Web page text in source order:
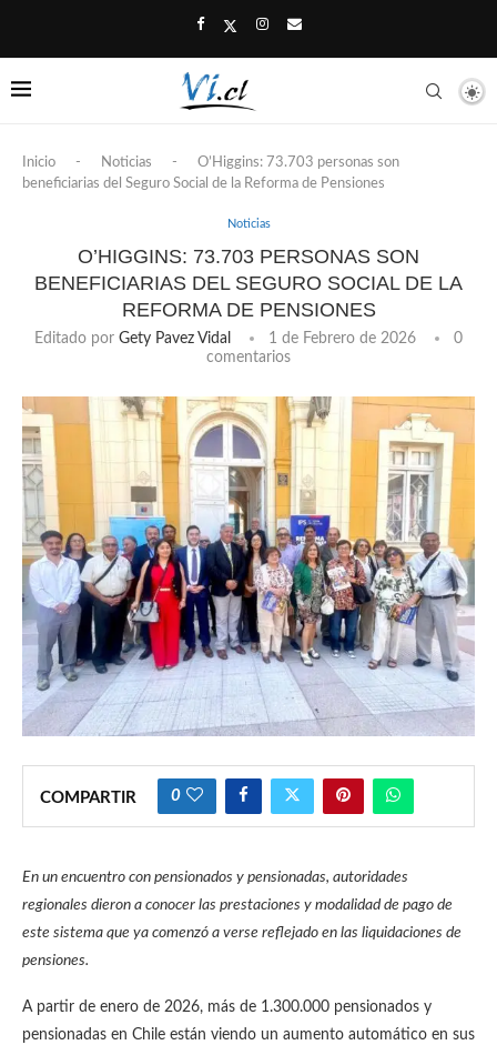
Inicio - Noticias -
O’Higgins: 73.703 personas son
beneficiarias del Seguro Social de la Reforma de Pensiones
Noticias
O’HIGGINS: 73.703 PERSONAS SON
BENEFICIARIAS DEL SEGURO SOCIAL DE LA
REFORMA DE PENSIONES
Editado por Gety Pavez Vidal 1 de Febrero de 2026
0
comentarios
COMPARTIR 0
En un encuentro con pensionados y pensionadas, autoridades
regionales dieron a conocer las prestaciones y modalidad de pago de
este sistema que ya comenzó a verse reflejado en las liquidaciones de
pensiones.
A partir de enero de 2026, más de 1.300.000 pensionados y
pensionadas en Chile están viendo un aumento automático en sus